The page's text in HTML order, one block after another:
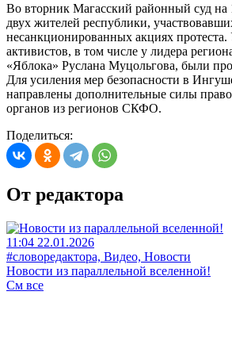
Во вторник Магасский районный суд на
двух жителей республики,
несанкционированных акциях протеста.
активистов, в том числе у лидера
«Яблока» Руслана Муцольгова, были
Для усиления мер безопасности в
направлены дополнительные силы
органов из регионов СКФО.
Поделиться:
От редактора
11:04 22.01.2026
#словоредактора, Видео, Новости
Новости из параллельной вселенной!
См все